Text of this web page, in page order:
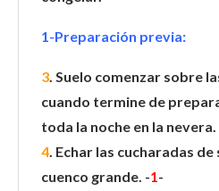
1-Preparación previa:
3 . Suelo comenzar sobre
cuando termine de
toda la noche en la nevera.
4 . Echar las cucharadas
cuenco grande. -1 -